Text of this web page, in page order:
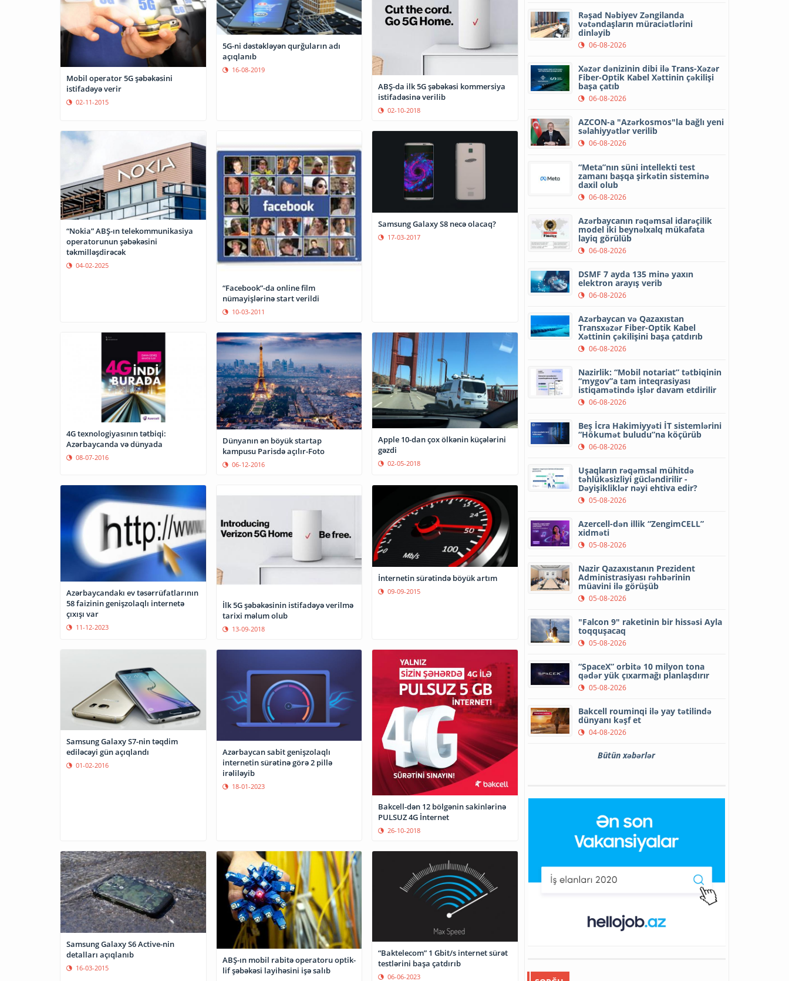
Mobil operator 5G şəbəkəsini
istifadəyə verir
02-11-2015
5G-ni dəstəkləyən qurğuların adı
açıqlanıb
16-08-2019
ABŞ-da ilk 5G şəbəkəsi kommersiya
istifadəsinə verilib
02-10-2018
“Nokia” ABŞ-ın telekommunikasiya
operatorunun şəbəkəsini
təkmilləşdirəcək
04-02-2025
“Facebook”-da online film
nümayişlərinə start verildi
10-03-2011
Samsung Galaxy S8 necə olacaq?
17-03-2017
4G texnologiyasının tətbiqi:
Azərbaycanda və dünyada
08-07-2016
Dünyanın ən böyük startap
kampusu Parisdə açılır-Foto
06-12-2016
Apple 10-dan çox ölkənin küçələrini
gəzdi
02-05-2018
Azərbaycandakı ev təsərrüfatlarının
58 faizinin genişzolaqlı internetə
çıxışı var
11-12-2023
İlk 5G şəbəkəsinin istifadəyə verilmə
tarixi məlum olub
13-09-2018
İnternetin sürətində böyük artım
09-09-2015
Samsung Galaxy S7-nin təqdim
ediləcəyi gün açıqlandı
01-02-2016
Azərbaycan sabit genişzolaqlı
internetin sürətinə görə 2 pillə
irəliləyib
18-01-2023
Bakcell-dən 12 bölgənin sakinlərinə
PULSUZ 4G İnternet
26-10-2018
Samsung Galaxy S6 Active-nin
detalları açıqlanıb
16-03-2015
ABŞ-ın mobil rabitə operatoru optik-
lif şəbəkəsi layihəsini işə salıb
“Baktelecom” 1 Gbit/s internet sürət
testlərini başa çatdırıb
06-06-2023
Rəşad Nəbiyev Zəngilanda
vətəndaşların müraciətlərini
dinləyib
06-08-2026
Xəzər dənizinin dibi ilə Trans-Xəzər
Fiber-Optik Kabel Xəttinin çəkilişi
başa çatıb
06-08-2026
AZCON-a "Azərkosmos"la bağlı yeni
səlahiyyətlər verilib
06-08-2026
“Meta”nın süni intellekti test
zamanı başqa şirkətin sisteminə
daxil olub
06-08-2026
Azərbaycanın rəqəmsal idarəçilik
model iki beynəlxalq mükafata
layiq görülüb
06-08-2026
DSMF 7 ayda 135 minə yaxın
elektron arayış verib
06-08-2026
Azərbaycan və Qazaxıstan
Transxəzər Fiber-Optik Kabel
Xəttinin çəkilişini başa çatdırıb
06-08-2026
Nazirlik: “Mobil notariat” tətbiqinin
“mygov”a tam inteqrasiyası
istiqamətində işlər davam etdirilir
06-08-2026
Beş İcra Hakimiyyəti İT sistemlərini
“Hökumət buludu”na köçürüb
06-08-2026
Uşaqların rəqəmsal mühitdə
təhlükəsizliyi gücləndirilir -
Dəyişikliklər nəyi ehtiva edir?
05-08-2026
Azercell-dən illik “ZengimCELL”
xidməti
05-08-2026
Nazir Qazaxıstanın Prezident
Administrasiyası rəhbərinin
müavini ilə görüşüb
05-08-2026
"Falcon 9" raketinin bir hissəsi Ayla
toqquşacaq
05-08-2026
“SpaceX” orbitə 10 milyon tona
qədər yük çıxarmağı planlaşdırır
05-08-2026
Bakcell rouminqi ilə yay tətilində
dünyanı kəşf et
04-08-2026
Bütün xəbərlər